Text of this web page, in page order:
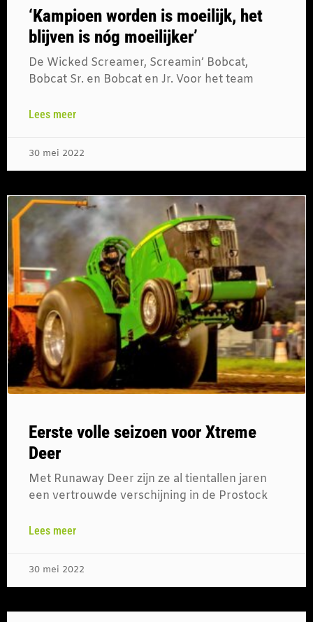
‘Kampioen worden is moeilijk, het
blijven is nóg moeilijker’
De Wicked Screamer, Screamin’ Bobcat,
Bobcat Sr. en Bobcat en Jr. Voor het team
Lees meer
30 mei 2022
Eerste volle seizoen voor Xtreme
Deer
Met Runaway Deer zijn ze al tientallen jaren
een vertrouwde verschijning in de Prostock
Lees meer
30 mei 2022